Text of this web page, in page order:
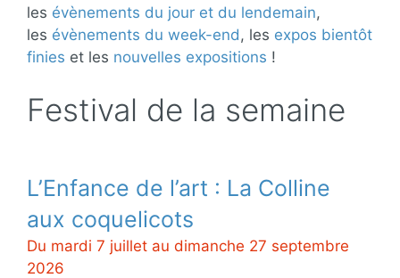
les évènements du jour et du lendemain,
les évènements du week-end , les expos bientôt
finies et les nouvelles expositions !
Festival de la semaine
L’Enfance de l’art : La Colline
aux coquelicots
Du mardi 7 juillet au dimanche 27 septembre
2026